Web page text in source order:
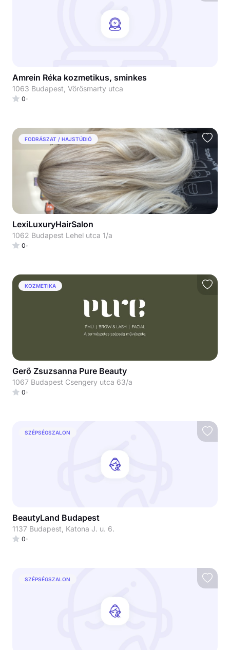
Amrein Réka kozmetikus, sminkes
1063 Budapest, Vörösmarty utca
0
FODRÁSZAT / HAJSTÚDIÓ
LexiLuxuryHairSalon
1062 Budapest Lehel utca 1/a
0
KOZMETIKA
Gerő Zsuzsanna Pure Beauty
1067 Budapest Csengery utca 63/a
0
SZÉPSÉGSZALON
BeautyLand Budapest
1137 Budapest, Katona J. u. 6.
0
SZÉPSÉGSZALON